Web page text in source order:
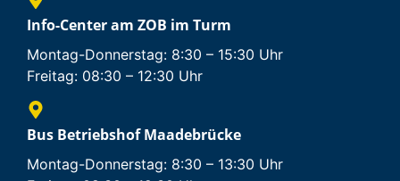
Info-Center am ZOB im Turm
Montag-Donnerstag: 8:30 – 15:30 Uhr
Freitag: 08:30 – 12:30 Uhr
Bus Betriebshof Maadebrücke
Montag-Donnerstag: 8:30 – 13:30 Uhr